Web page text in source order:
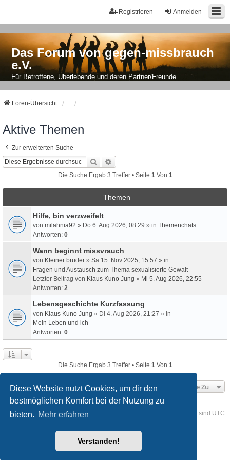
Diese Website nutzt Cookies, um dir den
bestmöglichen Komfort bei der Nutzung zu
bieten. Mehr erfahren
Verstanden!
Anmelden
Registrieren
Das Forum von gegen-missbrauch
e.V.
Für Betroffene, Überlebende und deren Partner/Freunde
Foren-Übersicht
Aktive Themen
Zur erweiterten Suche
Suche
Die Suche Ergab 3 Treffer • Seite 1 Von 1
Themen
Hilfe, bin verzweifelt
von milahnia92 » Do 6. Aug 2026, 08:29 » in Themenchats
Antworten: 0
Wann beginnt missvrauch
von Kleiner bruder » Sa 15. Nov 2025, 15:57 » in
Fragen und Austausch zum Thema sexualisierte Gewalt
Letzter Beitrag von Klaus Kuno Jung » Mi 5. Aug 2026, 22:55
Antworten: 2
Lebensgeschichte Kurzfassung
von Klaus Kuno Jung » Di 4. Aug 2026, 21:27 » in
Mein Leben und ich
Antworten: 0
Die Suche Ergab 3 Treffer • Seite 1 Von 1
Gehe Zu
Foren-Übersicht Kontakt Alle Zeiten sind UTC
® Forum Software © phpBB Limited
phpBB.de
created by INVENTEA & v12mike